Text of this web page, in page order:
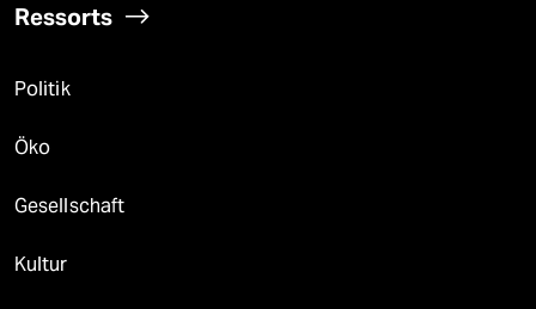
Ressorts
Politik
Öko
Gesellschaft
Kultur